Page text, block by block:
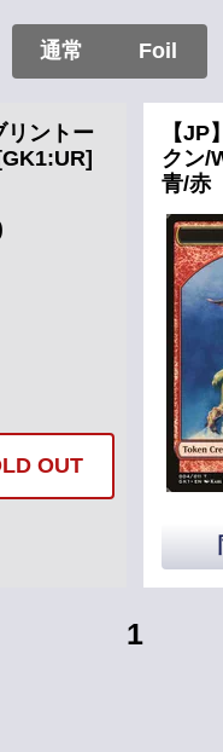
通常 Foil
リントー
OUT
【
クン/
青/赤
1